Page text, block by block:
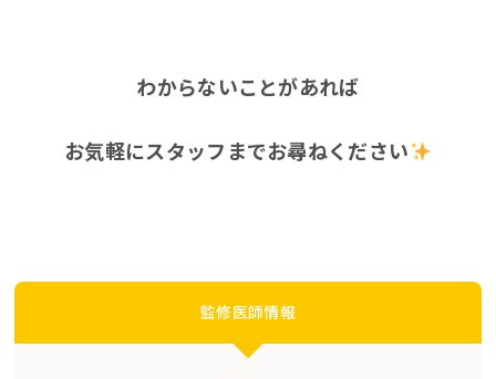
わからないことがあれば
お気軽にスタッフまでお尋ねください
監修医師情報